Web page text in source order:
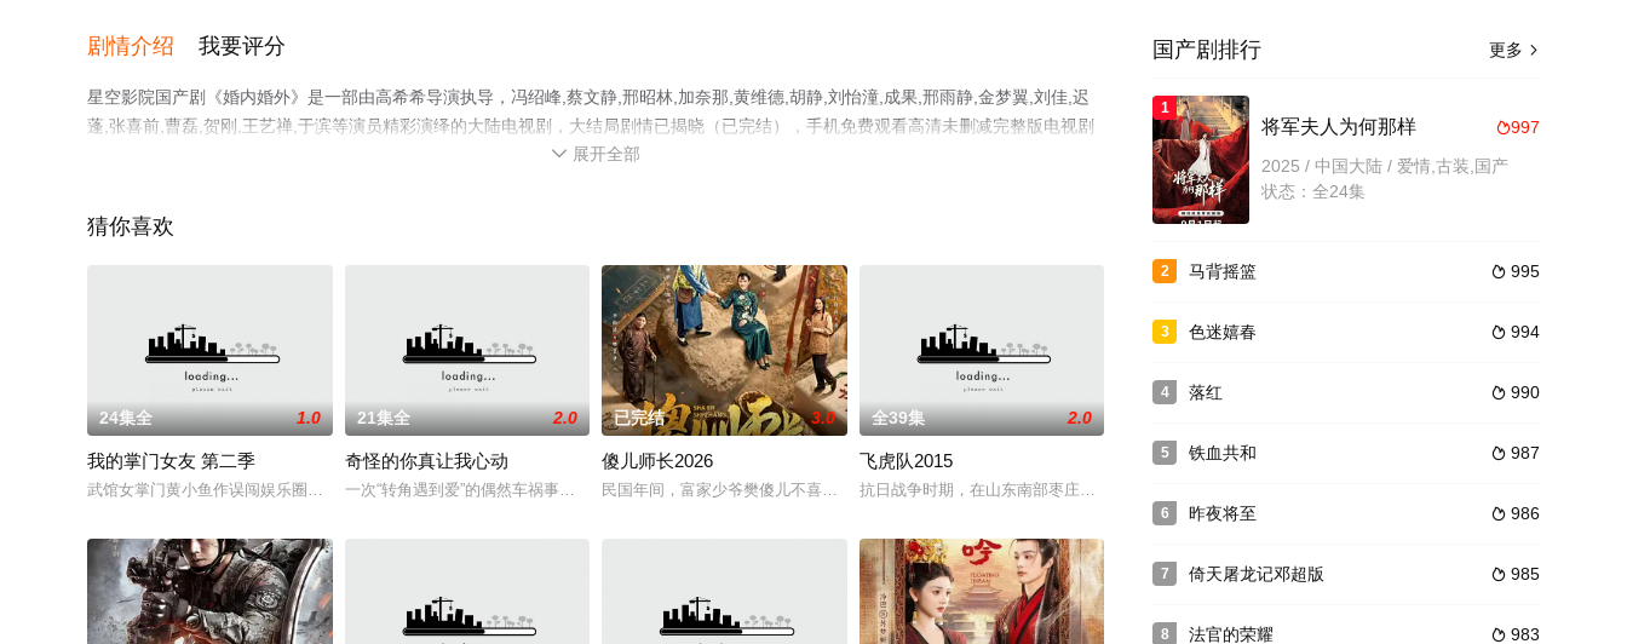
剧情介绍 我要评分
星空影院国产剧《婚内婚外》是一部由高希希导演执导，冯绍峰,蔡文静,邢昭林,加奈那,黄维德,胡静,刘怡潼,成果,邢雨静,金梦翼,刘佳,迟
蓬,张喜前,曹磊,贺刚,王艺禅,于滨等演员精彩演绎的大陆电视剧，大结局剧情已揭晓（已完结），手机免费观看高清未删减完整版电视剧
全集就上星空影视，更多相关信息可移步至豆瓣电视剧、电视猫或剧情网等平台了解。
 展开全部
猜你喜欢
24集全 1.0
我的掌门女友 第二季
武馆女掌门黄小鱼作误闯娱乐圈，意外成为当红明星袁帆的贴身保镖，正式开始甜喜过招的同居生活。黄小鱼也向袁帆坦白了自己被大热武侠游戏
21集全 2.0
奇怪的你真让我心动
一次“转角遇到爱”的偶然车祸事件，一场阴差阳错的“盲盒相亲”，萌妹桑悠悠邂逅高冷总裁皇甫昊。二人因缘际会，开始了一段“契约婚姻”
已完结 3.0
傻儿师长2026
民国年间，富家少爷樊傻儿不喜读书，只爱舞枪弄棒吃喝玩乐，即使娶了贤惠的玉贞依旧顽劣不改，伙同大师兄等人抢叔公家粮食接济百姓。抢粮
全39集 2.0
飞虎队2015
抗日战争时期，在山东南部枣庄矿区，以刘洪、王强为首的一批煤矿工人和铁路工人，因不堪日寇的欺压和蹂
更多 
国产剧排行
1
997
将军夫人为何那样
2025 / 中国大陆 / 爱情,古装,国产
状态：全24集
2  995
马背摇篮
3  994
色迷嬉春
4  990
落红
5  987
铁血共和
6  986
昨夜将至
7  985
倚天屠龙记邓超版
8  983
法官的荣耀